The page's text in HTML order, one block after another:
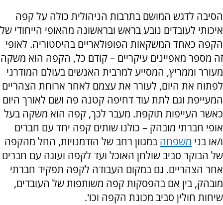
הסיבה לדגש המושם בתרבות הניהולית כולה על קפה
איכותי לעובדים נובע בראש ובראשונה מהאופי הייחודי של
הקפה כאחד המשקאות הפופולאריים בהיסטוריה. לאופי
זה מספר מאפיינים עיקריים – קודם כל, הקפה הוא משקה
מעורר וממריץ, המסייע למרבית האנשים בעולם המודרני
לפתוח את היום, לעורר את עצמם לאחר ארוחת הצהריים
המעייפת וגם לתת עוד דחיפה קטנה פה ושם לאורך היום
כאשר העייפות תוקפת. מעבר לכך, קפה הוא משקה בעל
אופי חברתי מובהק – כולנו שותים קפה יחד עם חברים
ו/או בני משפחה במגוון רחב של הזדמנויות, החל מהקפה
של הבוקר סביב שולחן האוכל ועד לקפה ועוגה עם חברים
אחר הצהריים. גם במקום העבודה לקפה תפקיד חברתי
מובהק, בין אם בהפסקות קפה משותפות של העובדים,
שיחות חולין סביב מכונת הקפה וכו'.